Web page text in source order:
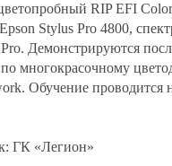
RIP EFI
Stylus Pro 4800,
Демонстрируются
многокрасочному
Обучение проводится
ГК «Легион»